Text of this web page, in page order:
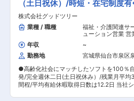
ョンOSの構築 ◎パートナーマネジメントと統制:
非加盟店パートナーシップの構築・運用 ・
大の鍵となる非加盟店とのパートナーシッ
および運用フローの設計・統制。 ・アライ
に伴うリスク管理、契約実務、およびパー
経由の収益最大化に向けたオペレーション
■キャリアパス 入社後は、まずオペレーシ
域で経験を積んでいただきます。その後は
ように多様なキャリアステップをご用意し
す。 ・より大きく複雑な全社横断プロジェ
のアサイン ・Restaurant Operations マネ
のキャリア拡張 キャリア構築の主導権を握
クションバンキング領域における部門横断
規模な業務変革をリード、全体を整理・管
関係者を巻き込みながら推進していただき
【具体的な業務内容】 ・業務計画策定、新
ネス企画、組織体制整備・改編対応 ・経営
ネジメント向け資料作成、報告・付議内容
・計数・予算管理、各種データ分析、仮説
検証 ・関係部署、海外拠点、グループ会社
ベンダー等との調整・折衝 ・AI・ブロック
ン等の新技術を活用したサービス企画 ・開
ダクトのマーケティング戦略企画 ・人材育
店運営計画策定・実行 【業務の特徴】 海外拠点
（土日祝休）/時短・在宅制度
株式会社グッドツリー
業種 / 職種
福祉・介護関連サ
ューション営業 営
年収
~
勤務地
宮城県仙台市泉区
●高齢化社会にマッチしたソフトを100％
発/完全週休二日(土日祝休み）/残業月平均
間程/平均有給休暇取得日数は12.2日 当社システ